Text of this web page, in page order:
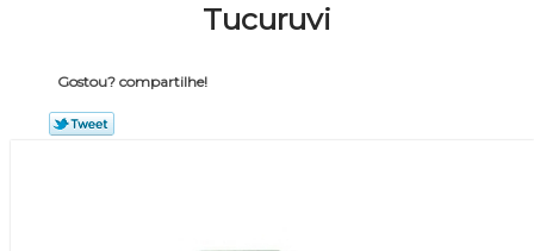
Tucuruvi
Gostou? compartilhe!